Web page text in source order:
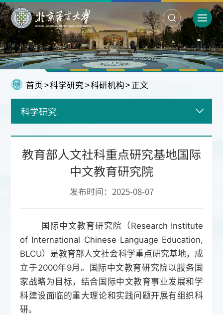
首页>科学研究>科研机构>正文
科学研究
教育部人文社科重点研究基地国际
中文教育研究院
发布时间：2025-08-07
国际中文教育研究 院 （Research Institute
of International Chinese Language Education,
BLCU）是教育部人文社会科学重点研究基地， 成
立于2000年9月。 国际中文教育研究院以服务国
家战略为目标，结合国际中文教育事业发展和学
科建设面临的重大理论和实践问题开展有组织科
研。